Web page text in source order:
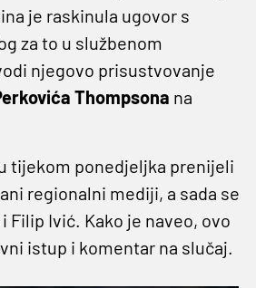
je raskinula ugovor s
za to u službenom
njegovo prisustvovanje
Thompsona na
tijekom ponedjeljka prenijeli
regionalni mediji, a sada se
Filip Ivić. Kako je naveo, ovo
istup i komentar na slučaj.